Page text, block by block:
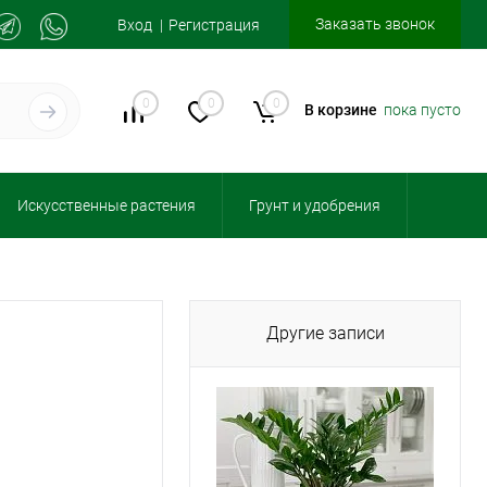
Вход Регистрация Заказать звонок
0 0 0 В корзине пока пусто
Искусственные растения Грунт и удобрения
Другие записи